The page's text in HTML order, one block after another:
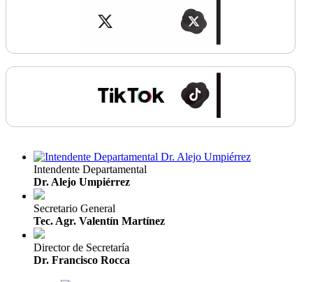
Intendente Departamental
Dr. Alejo Umpiérrez
Secretario General
Tec. Agr. Valentín Martínez
Director de Secretaría
Dr. Francisco Rocca